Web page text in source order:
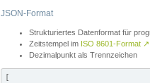
JSON-Format
Strukturiertes Datenformat für
Zeitstempel im ISO 8601-Format ↗
Dezimalpunkt als Trennzeichen
[